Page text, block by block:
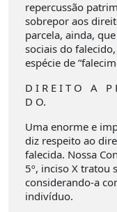
repercussão
sobrepor aos
parcela, ainda,
sociais do
espécie de
D I R E I T O A P
D O.
Uma enorme e
diz respeito ao
falecida. Nossa
5º, inciso X tratou
considerando-a
indivíduo.